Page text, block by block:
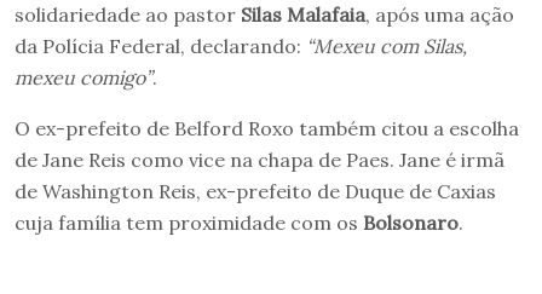
solidariedade ao pastor Silas Malafaia, após uma ação
da Polícia Federal, declarando: “Mexeu com Silas,
mexeu comigo”.
O ex-prefeito de Belford Roxo também citou a escolha
de Jane Reis como vice na chapa de Paes. Jane é irmã
de Washington Reis, ex-prefeito de Duque de Caxias
cuja família tem proximidade com os Bolsonaro.